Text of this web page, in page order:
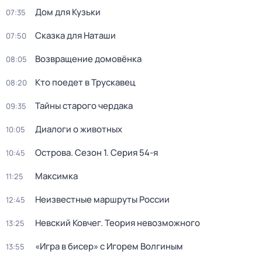
07:35 Дом для Кузьки
07:50 Сказка для Наташи
08:05 Возвращение домовёнка
08:20 Кто поедет в Трускавец
09:35 Тайны старого чердака
10:05 Диалоги о животных
10:45 Острова. Сезон 1. Серия 54-я
11:25 Максимка
12:45 Неизвестные маршруты России
13:25 Невский Ковчег. Теория невозможного
13:55 «Игра в бисер» с Игорем Волгиным